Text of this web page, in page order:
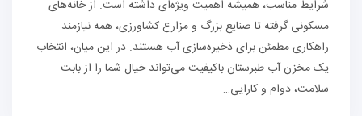
شرایط مناسب، همیشه اهمیت ویژه‌ای داشته است. از خانه‌های
مسکونی گرفته تا صنایع بزرگ و مزارع کشاورزی، همه نیازمند
راهکاری مطمئن برای ذخیره‌سازی آب هستند. در این میان، انتخاب
یک مخزن آب طبرستان باکیفیت می‌تواند خیال شما را از بابت
سلامت، دوام و کارایی…